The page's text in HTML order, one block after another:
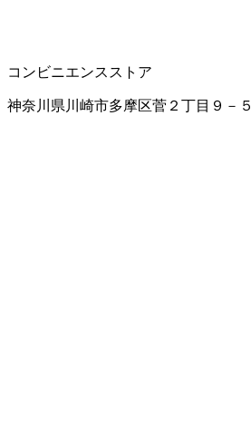
コンビニエンスストア
神奈川県川崎市多摩区菅２丁目９－５